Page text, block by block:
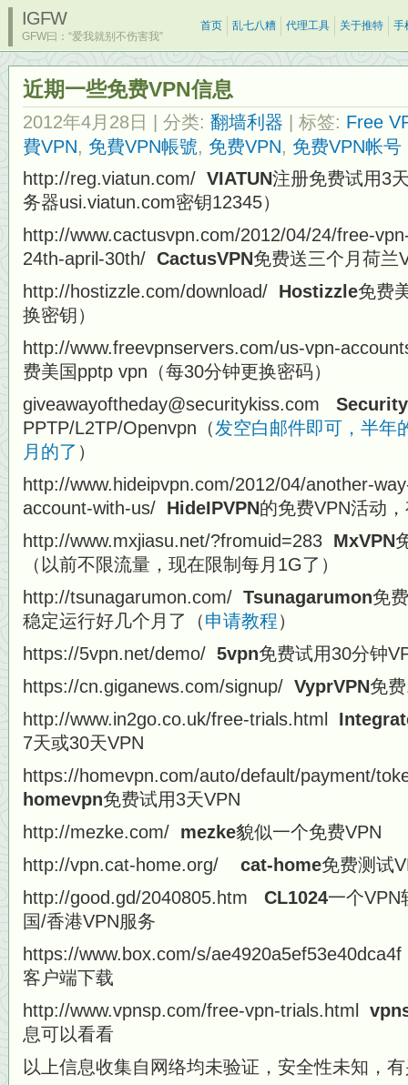
IGFW
GFW曰：“爱我就别不伤害我”
首页 乱七八糟 代理工具 关于推特 手
近期一些免费VPN信息
2012年4月28日 | 分类: 翻墙利器 | 标签: Free
費VPN, 免費VPN帳號, 免费VPN, 免费VPN帐号
http://reg.viatun.com/ VIATUN注册免费试用3
务器usi.viatun.com密钥12345）
http://www.cactusvpn.com/2012/04/24/free-
24th-april-30th/ CactusVPN免费送三个月荷兰
http://hostizzle.com/download/ Hostizzle免费
换密钥）
http://www.freevpnservers.com/us-vpn-
费美国pptp vpn（每30分钟更换密码）
giveawayoftheday@securitykiss.com
PPTP/L2TP/Openvpn（发空白邮件即可，半年
月的了 ）
http://www.hideipvpn.com/2012/04/another-
account-with-us/ HideIPVPN的免费VPN活动
http://www.mxjiasu.net/?fromuid=283 MxVPN
（以前不限流量，现在限制每月1G了）
http://tsunagarumon.com/ Tsunagarumon免
稳定运行好几个月了（申请教程）
https://5vpn.net/demo/ 5vpn免费试用30分钟
https://cn.giganews.com/signup/ VyprVPN免
http://www.in2go.co.uk/free-trials.html
7天或30天VPN
https://homevpn.com/auto/default/payment/
homevpn免费试用3天VPN
http://mezke.com/ mezke貌似一个免费VPN
http://vpn.cat-home.org/ cat-home免费测试
http://good.gd/2040805.htm CL1024一个VPN
国/香港VPN服务
https://www.box.com/s/
客户端下载
http://www.vpnsp.com/free-vpn-trials.html
息可以看看
以上信息收集自网络均未验证，安全性未知，